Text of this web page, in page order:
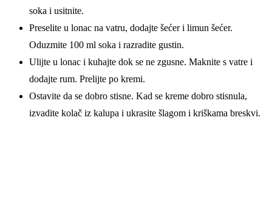
soka i usitnite.
Preselite u lonac na vatru, dodajte šećer i limun šećer.
Oduzmite 100 ml soka i razradite gustin.
Ulijte u lonac i kuhajte dok se ne zgusne. Maknite s vatre i
dodajte rum. Prelijte po kremi.
Ostavite da se dobro stisne. Kad se kreme dobro stisnula,
izvadite kolač iz kalupa i ukrasite šlagom i kriškama breskvi.